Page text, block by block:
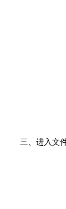
三、进入文